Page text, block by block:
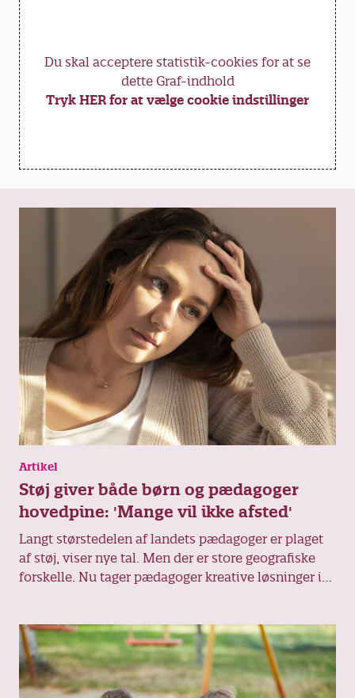
Du skal acceptere statistik-cookies for at se
dette Graf-indhold
Tryk HER for at vælge cookie indstillinger
Artikel
Støj giver både børn og pædagoger
hovedpine: 'Mange vil ikke afsted'
Langt størstedelen af landets pædagoger er plaget
af støj, viser nye tal. Men der er store geografiske
forskelle. Nu tager pædagoger kreative løsninger i